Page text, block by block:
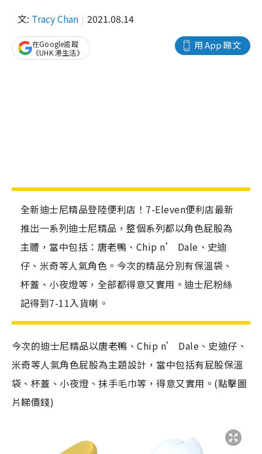
文: Tracy Chan 2021.08.14
用 App 睇文
在Google追蹤
《UHK 港生活》
全新迪士尼精品登陸便利店！7-Eleven便利店最新
推出一系列迪士尼精品，整個系列都以角色屁股為
主體，當中包括：唐老鴨、Chip n’ Dale、史迪
仔、米奇等人氣角色。今次的精品分別有保溫袋、
杯蓋、小夜燈等，全部都得意又實用。迪士尼粉絲
記得到7-11入貨喇。
今次的迪士尼精品以唐老鴨、Chip n’ Dale、史迪仔、
米奇等人氣角色屁股為主題設計，當中包括有屁股保溫
袋、杯蓋、小夜燈、抹手毛巾等，得意又實用。(點擊圖
片睇價錢)